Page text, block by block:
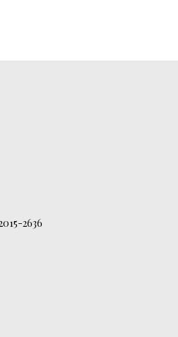
2636